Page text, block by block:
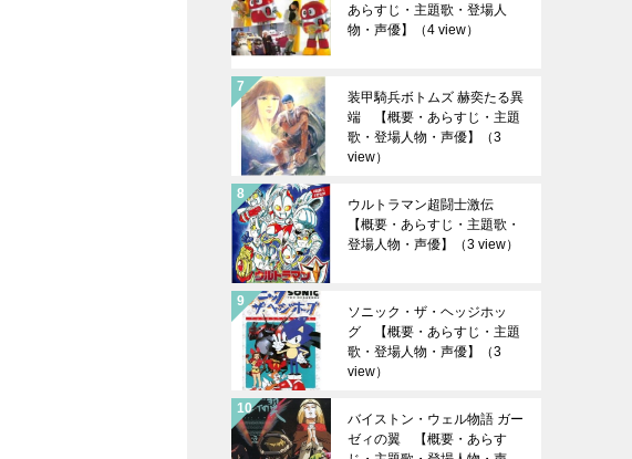
あらすじ・主題歌・登場人
物・声優】
（4 view）
装甲騎兵ボトムズ 赫奕たる異
端 【概要・あらすじ・主題
歌・登場人物・声優】
（3
view）
ウルトラマン超闘士激伝
【概要・あらすじ・主題歌・
登場人物・声優】
（3 view）
ソニック・ザ・ヘッジホッ
グ 【概要・あらすじ・主題
歌・登場人物・声優】
（3
view）
バイストン・ウェル物語 ガー
ゼィの翼 【概要・あらす